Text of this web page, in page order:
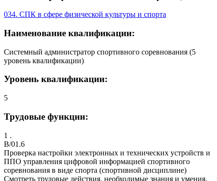
034. СПК в сфере физической культуры и спорта
Наименование квалификации:
Системный администратор спортивного соревнования (5
уровень квалификации)
Уровень квалификации:
5
Трудовые функции:
1 .
B/01.6
Проверка настройки электронных и технических устройств и
ППО управления цифровой информацией спортивного
соревнования в виде спорта (спортивной дисциплине)
Смотреть трудовые действия, необходимые знания и умения,